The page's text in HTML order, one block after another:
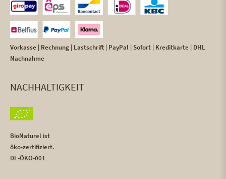
Vorkasse | Rechnung | Lastschrift | PayPal | Sofort | Kreditkarte | DHL
Nachnahme
NACHHALTIGKEIT
BioNaturel ist
öko-zertifiziert.
DE-ÖKO-001